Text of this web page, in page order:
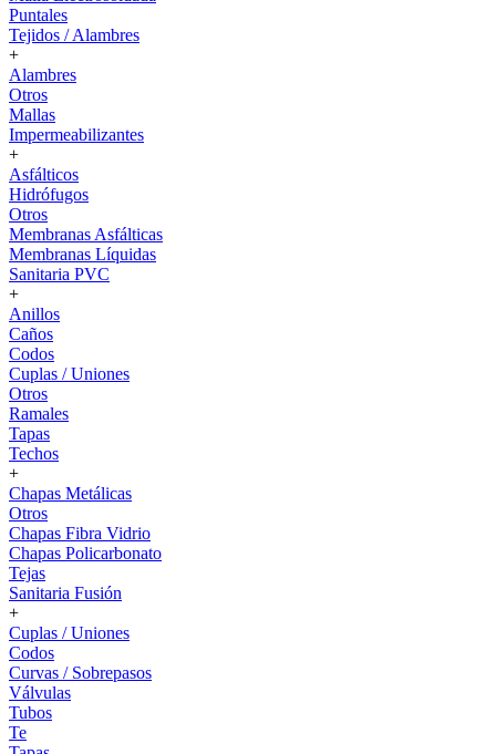
Puntales
Tejidos / Alambres
+
Alambres
Otros
Mallas
Impermeabilizantes
+
Asfálticos
Hidrófugos
Otros
Membranas Asfálticas
Membranas Líquidas
Sanitaria PVC
+
Anillos
Caños
Codos
Cuplas / Uniones
Otros
Ramales
Tapas
Techos
+
Chapas Metálicas
Otros
Chapas Fibra Vidrio
Chapas Policarbonato
Tejas
Sanitaria Fusión
+
Cuplas / Uniones
Codos
Curvas / Sobrepasos
Válvulas
Tubos
Te